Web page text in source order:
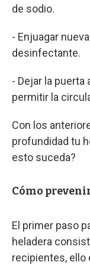
de sodio.
- Enjuagar
desinfectante.
- Dejar la puerta
permitir la
Con los
profundidad tu
esto suceda?
Cómo
El primer paso
heladera
recipientes, ello